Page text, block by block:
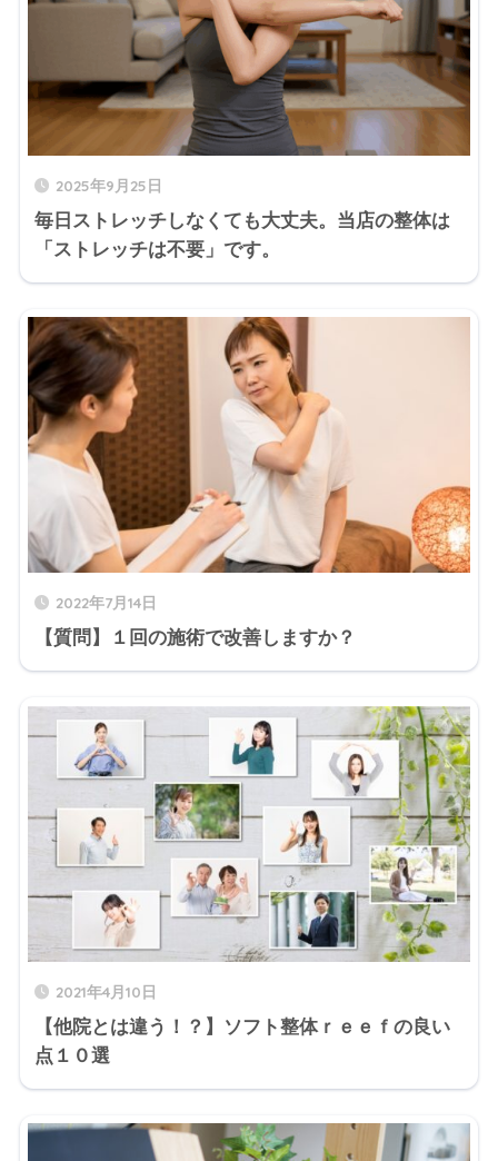
2025年9月25日
毎日ストレッチしなくても大丈夫。当店の整体は
「ストレッチは不要」です。
2022年7月14日
【質問】１回の施術で改善しますか？
2021年4月10日
【他院とは違う！？】ソフト整体ｒｅｅｆの良い
点１０選